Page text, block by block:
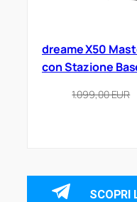
dreame X50
con Stazione
1.099,00 EUR
SCOPRI